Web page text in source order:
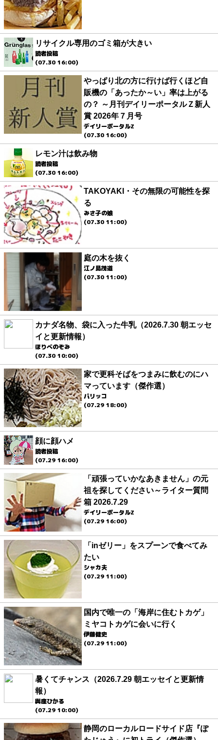
リサイクル専用のゴミ箱が大きい
読者投稿
(07.30 16:00)
やっぱり北の方に行けば行くほど自
販機の「あったか～い」率は上がる
の？ ～月刊デイリーポータルＺ新人
賞 2026年７月号
デイリーポータルZ
(07.30 16:00)
レモン汁は飲み物
読者投稿
(07.30 16:00)
TAKOYAKI・その無限の可能性を探
る
みさ子の娘
(07.30 11:00)
庭の木を抜く
江ノ島茂道
(07.30 11:00)
カナダ名物、袋に入った牛乳（2026.7.30 朝エッセ
イと更新情報）
ほりべのぞみ
(07.30 10:00)
家で更科そばをつまみに飲むのにハ
マっています（傑作選）
パリッコ
(07.29 18:00)
顔に顔ハメ
読者投稿
(07.29 16:00)
「頑張っていかなあきません」の元
祖を探してください～ライター質問
箱 2026.7.29
デイリーポータルZ
(07.29 16:00)
「inゼリー」をスプーンで食べてみ
たい
シャカ夫
(07.29 11:00)
国内で唯一の「海岸に住むトカゲ」
ミヤコトカゲに会いに行く
伊藤健史
(07.29 11:00)
暑くてチャンス（2026.7.29 朝エッセイと更新情
報）
與座ひかる
(07.29 10:00)
静岡のローカルロードサイド店『ぽ